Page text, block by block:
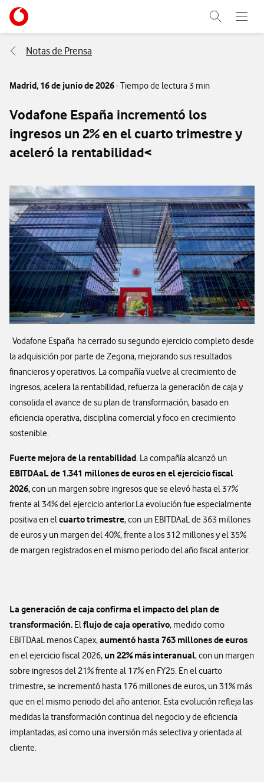
Ir a la pagina principal de vodafone.es
Abrir
Menu
Abre
Notas de Prensa
Madrid, 16 de junio de 2026- Tiempo de lectura 3 min
Vodafone España incrementó los
ingresos un 2% en el cuarto trimestre y
aceleró la rentabilidad<
Vodafone España ha cerrado su segundo ejercicio completo desde
la adquisición por parte de Zegona, mejorando sus resultados
financieros y operativos. La compañía vuelve al crecimiento de
ingresos, acelera la rentabilidad, refuerza la generación de caja y
consolida el avance de su plan de transformación, basado en
eficiencia operativa, disciplina comercial y foco en crecimiento
sostenible.
Fuerte mejora de la rentabilidad. La compañía alcanzó un
EBITDAaL de 1.341 millones de euros en el ejercicio fiscal
2026,con un margen sobre ingresos que se elevó hasta el 37%
frente al 34% del ejercicio anterior.La evolución fue especialmente
positiva en elcuarto trimestre, con un EBITDAaL de 363 millones
de euros y un margen del 40%, frente a los 312 millones y el 35%
de margen registrados en el mismo periodo del año fiscal anterior.
La generación de caja confirma el impacto del plan de
transformación. Elflujo de caja operativo, medido como
EBITDAaL menos Capex,aumentó hasta 763 millones de euros
en el ejercicio fiscal 2026, un 22% más interanual, con un margen
sobre ingresos del 21% frente al 17% en FY25. En el cuarto
trimestre, se incrementó hasta 176 millones de euros, un 31% más
que en el mismo periodo del año anterior. Esta evolución refleja las
medidas la transformación continua del negocio y de eficiencia
implantadas, así como una inversión más selectiva y orientada al
cliente.